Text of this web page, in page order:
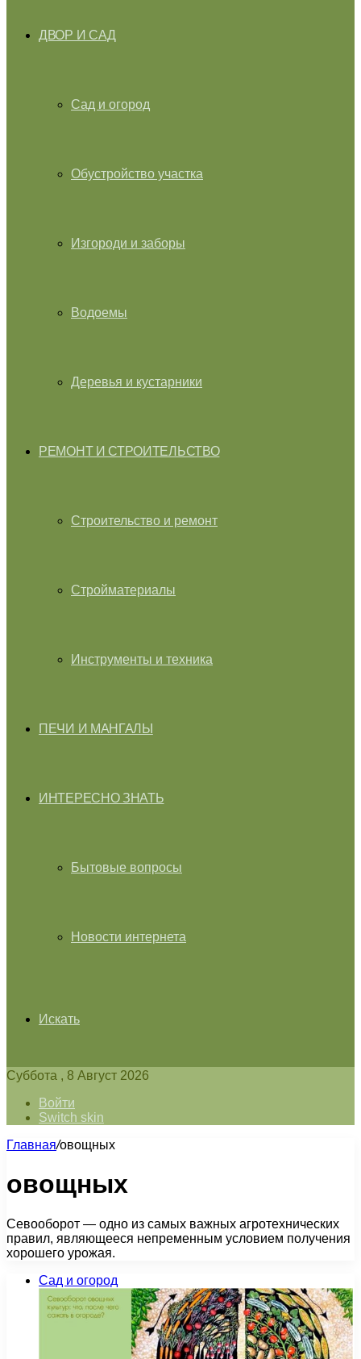
ДВОР И САД
Сад и огород
Обустройство участка
Изгороди и заборы
Водоемы
Деревья и кустарники
РЕМОНТ И СТРОИТЕЛЬСТВО
Строительство и ремонт
Стройматериалы
Инструменты и техника
ПЕЧИ И МАНГАЛЫ
ИНТЕРЕСНО ЗНАТЬ
Бытовые вопросы
Новости интернета
Искать
Суббота , 8 Август 2026
Войти
Switch skin
Главная/овощных
овощных
Севооборот — одно из самых важных агротехнических
правил, являющееся непременным условием получения
хорошего урожая.
Сад и огород